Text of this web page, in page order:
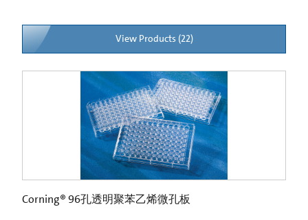
View Products (22)
Corning® 96孔透明聚苯乙烯微孔板